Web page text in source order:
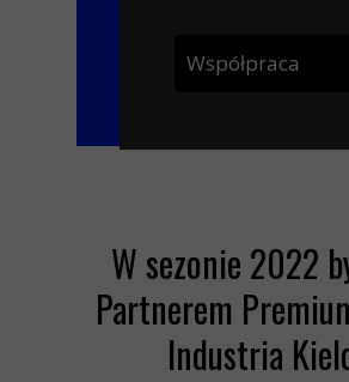
Współpraca
W sezonie 2022
Partnerem
Industria